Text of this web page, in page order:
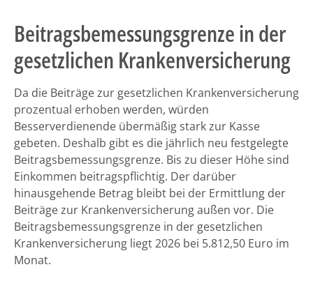
Beitragsbemessungsgrenze in der
gesetzlichen Krankenversicherung
Da die Beiträge zur gesetzlichen Krankenversicherung
prozentual erhoben werden, würden
Besserverdienende übermäßig stark zur Kasse
gebeten. Deshalb gibt es die jährlich neu festgelegte
Beitragsbemessungsgrenze. Bis zu dieser Höhe sind
Einkommen beitragspflichtig. Der darüber
hinausgehende Betrag bleibt bei der Ermittlung der
Beiträge zur Krankenversicherung außen vor. Die
Beitragsbemessungsgrenze in der gesetzlichen
Krankenversicherung liegt 2026 bei 5.812,50 Euro im
Monat.